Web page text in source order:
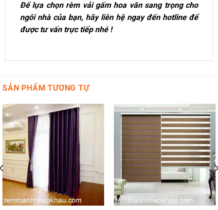
Để lựa chọn rèm vải gấm hoa văn sang trọng cho
ngôi nhà của bạn, hãy liên hệ ngay đến hotline để
được tư vấn trực tiếp nhé !
SẢN PHẨM TƯƠNG TỰ